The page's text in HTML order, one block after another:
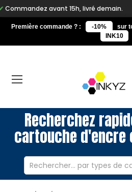
avant 15h, livré demain.
Première commande ? : -10%
sur
INK10
Recherchez
cartouche d'encre